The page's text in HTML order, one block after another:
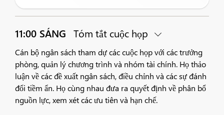
11:00 SÁNG Tóm tắt cuộc họp
Cán bộ ngân sách tham dự các cuộc họp với các trưởng
phòng, quản lý chương trình và nhóm tài chính. Họ thảo
luận về các đề xuất ngân sách, điều chỉnh và các sự đánh
đổi tiềm ẩn. Họ cùng nhau đưa ra quyết định về phân bổ
nguồn lực, xem xét các ưu tiên và hạn chế.